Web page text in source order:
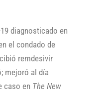
diagnosticado en
el condado de
remdesivir
mejoró al día
caso en The New